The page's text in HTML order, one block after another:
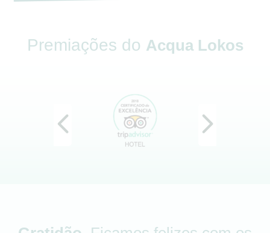
Premiações do Acqua Lokos